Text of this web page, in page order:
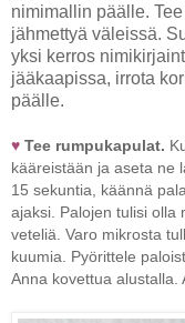
nimimallin päälle.
jähmettyä väleissä.
yksi kerros
jääkaapissa, irrota
päälle.
♥ Tee rumpukapulat.
kääreistään ja aseta ne
15 sekuntia, käännä
ajaksi. Palojen tulisi olla
veteliä. Varo mikrosta
kuumia. Pyörittele
Anna kovettua alustalla.